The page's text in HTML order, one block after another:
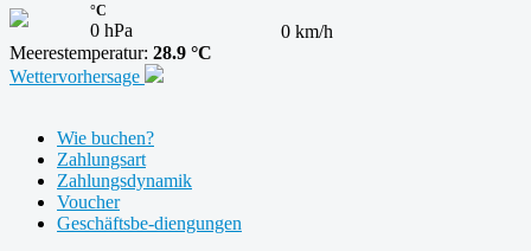
°C
0 hPa
0 km/h
Meerestemperatur: 28.9 °C
Wettervorhersage
Wie buchen?
Zahlungsart
Zahlungsdynamik
Voucher
Geschäftsbe-diengungen